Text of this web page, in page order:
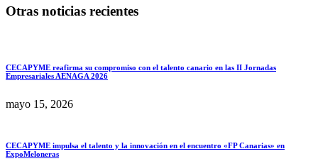
Otras noticias recientes
CECAPYME reafirma su compromiso con el talento canario en las II Jornadas
Empresariales AENAGA 2026
mayo 15, 2026
CECAPYME impulsa el talento y la innovación en el encuentro «FP Canarias» en
ExpoMeloneras